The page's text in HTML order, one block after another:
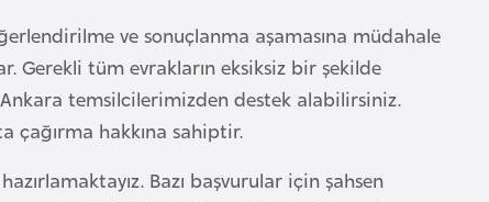
ve sonuçlanma aşamasına müdahale
Gerekli tüm evrakların eksiksiz bir şekilde
Ankara temsilcilerimizden destek alabilirsiniz.
çağırma hakkına sahiptir.
Bazı başvurular için şahsen